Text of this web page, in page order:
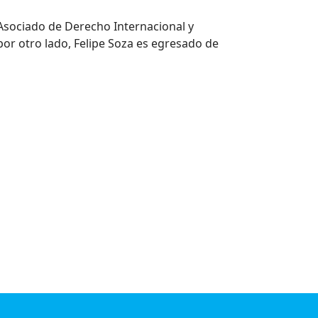
de Derecho Internacional y
otro lado, Felipe Soza es egresado de